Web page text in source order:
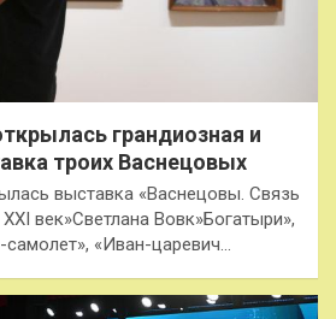
грандиозная и
троих Васнецовых
выставка «Васнецовы. Связь
век»Светлана Вовк»Богатыри»,
«Иван-царевич…